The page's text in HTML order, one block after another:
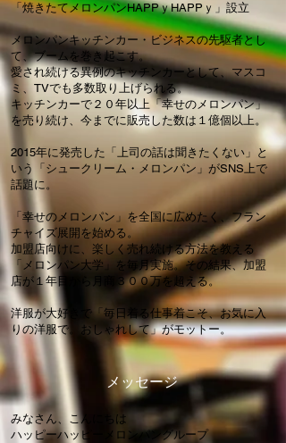
「焼きたてメロンパンHAPPｙHAPPｙ」設立
メロンパンキッチンカー・ビジネスの先駆者とし
て、ブームを巻き起こす。
愛され続ける異例のキッチンカーとして、マスコ
ミ、TVでも多数取り上げられる。
キッチンカーで２０年以上「幸せのメロンパン」
を売り続け、今までに販売した数は１億個以上。
2015年に発売した「上司の話は聞きたくない」と
いう「シュークリーム・メロンパン」がSNS上で
話題に。
「幸せのメロンパン」を全国に広めたく、フラン
チャイズ展開を始める。
加盟店向けに、楽しく売れ続ける方法を教える
「メロンパン大学」を毎月実施。その結果、加盟
店が１年目から月商３００万を超える。
洋服が大好きで「毎日着る仕事着こそ、お気に入
りの洋服で。おしゃれして」がモットー。
​メッセージ
みなさん、こんにちは
ハッピーハッピーメロンパングループ